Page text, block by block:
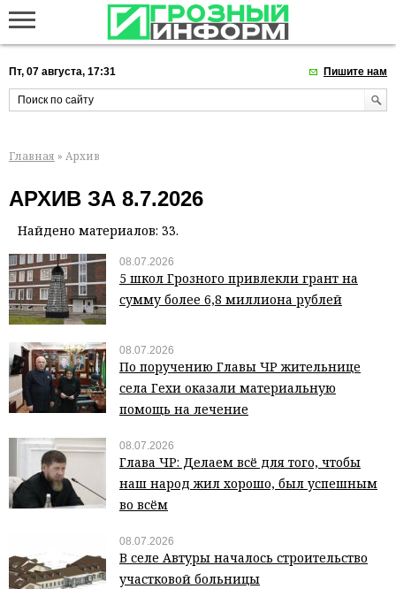
Пт, 07 августа, 17:31 Пишите нам
Главная » Архив
АРХИВ ЗА 8.7.2026
Найдено материалов: 33.
08.07.2026
5 школ Грозного привлекли грант на
сумму более 6,8 миллиона рублей
08.07.2026
По поручению Главы ЧР жительнице
села Гехи оказали материальную
помощь на лечение
08.07.2026
Глава ЧР: Делаем всё для того, чтобы
наш народ жил хорошо, был успешным
во всём
08.07.2026
В селе Автуры началось строительство
участковой больницы